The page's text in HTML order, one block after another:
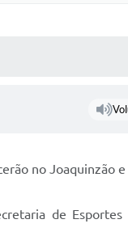
no Joaquinzão e
de